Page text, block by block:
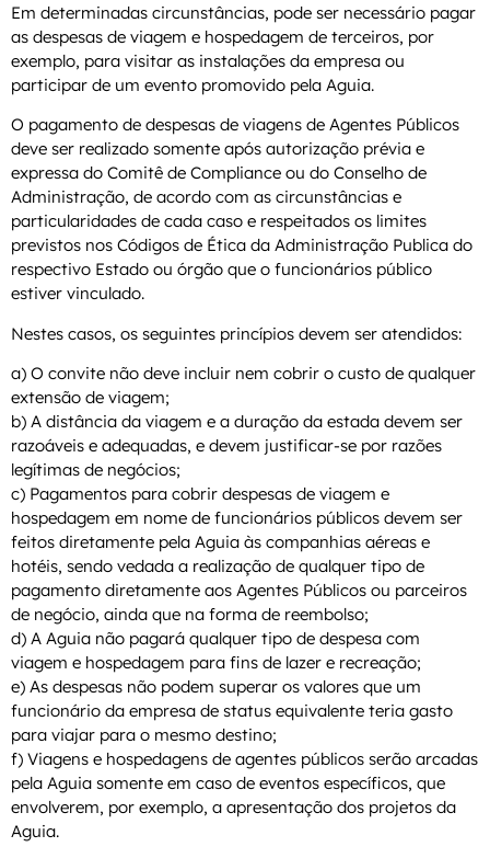
Em determinadas circunstâncias, pode ser necessário pagar
as despesas de viagem e hospedagem de terceiros, por
exemplo, para visitar as instalações da empresa ou
participar de um evento promovido pela Aguia.
O pagamento de despesas de viagens de Agentes Públicos
deve ser realizado somente após autorização prévia e
expressa do Comitê de Compliance ou do Conselho de
Administração, de acordo com as circunstâncias e
particularidades de cada caso e respeitados os limites
previstos nos Códigos de Ética da Administração Publica do
respectivo Estado ou órgão que o funcionários público
estiver vinculado.
Nestes casos, os seguintes princípios devem ser atendidos:
a) O convite não deve incluir nem cobrir o custo de qualquer
extensão de viagem;
b) A distância da viagem e a duração da estada devem ser
razoáveis e adequadas, e devem justificar-se por razões
legítimas de negócios;
c) Pagamentos para cobrir despesas de viagem e
hospedagem em nome de funcionários públicos devem ser
feitos diretamente pela Aguia às companhias aéreas e
hotéis, sendo vedada a realização de qualquer tipo de
pagamento diretamente aos Agentes Públicos ou parceiros
de negócio, ainda que na forma de reembolso;
d) A Aguia não pagará qualquer tipo de despesa com
viagem e hospedagem para fins de lazer e recreação;
e) As despesas não podem superar os valores que um
funcionário da empresa de status equivalente teria gasto
para viajar para o mesmo destino;
f) Viagens e hospedagens de agentes públicos serão arcadas
pela Aguia somente em caso de eventos específicos, que
envolverem, por exemplo, a apresentação dos projetos da
Aguia.